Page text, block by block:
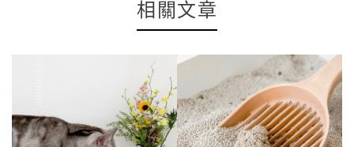
相關文章